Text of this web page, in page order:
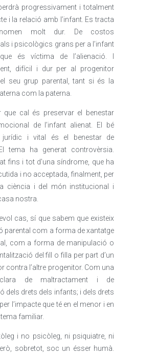
progressivament i totalment
i la relació amb l’infant. Es tracta
molt dur. De costos
i psicològics grans per a l’infant
és víctima de l’alienació. I
difícil i dur per al progenitor
seu grup parental, tant si és la
com la paterna.
que cal és preservar el benestar
de l’infant alienat. El bé
jurídic i vital és el benestar de
tema ha generat controvèrsia.
fins i tot d’una síndrome, que ha
i no acceptada, finalment, per
ciència i del món institucional i
nostra.
cas, sí que sabem que existeix
parental com a forma de xantatge
com a forma de manipulació o
del fill o filla per part d’un
contra l’altre progenitor. Com una
de maltractament i de
dels drets dels infants; i dels drets
l’impacte que té en el menor i en
familiar.
i no psicòleg, ni psiquiatre, ni
sobretot, soc un ésser humà.